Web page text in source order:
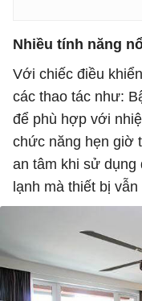
Nhiều tính năng
Với chiếc điều
các thao tác như:
để phù hợp với
chức năng hẹn giờ
an tâm khi sử dụng
lạnh mà thiết bị